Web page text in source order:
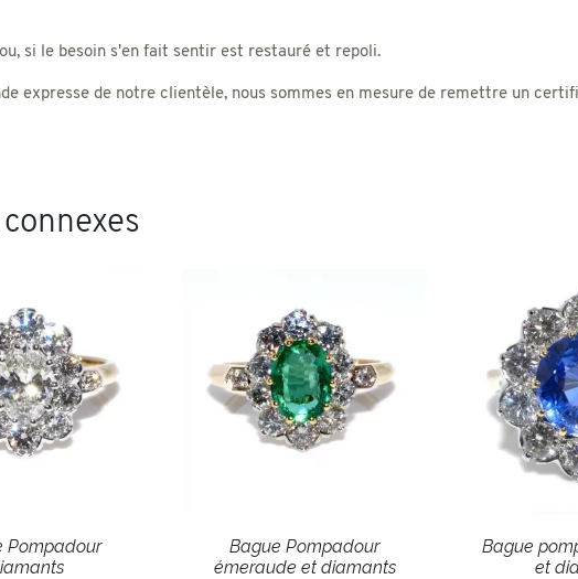
si le besoin s'en fait sentir est restauré et repoli.
expresse de notre clientèle, nous sommes en mesure de remettre un
Pompadour
Bague Pompadour
émeraude et diamants
Bague
et